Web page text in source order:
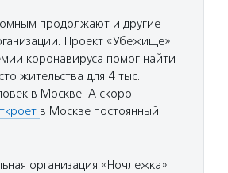
продолжают и другие
Проект «Убежище»
коронавируса помог найти
жительства для 4 тыс.
в Москве. А скоро
в Москве постоянный
организация «Ночлежка»